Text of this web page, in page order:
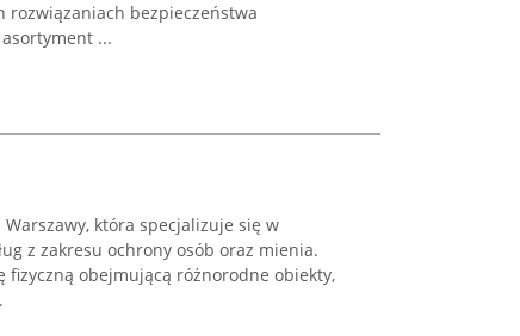
rozwiązaniach bezpieczeństwa
...
która specjalizuje się w
z zakresu ochrony osób oraz mienia.
obejmującą różnorodne obiekty,